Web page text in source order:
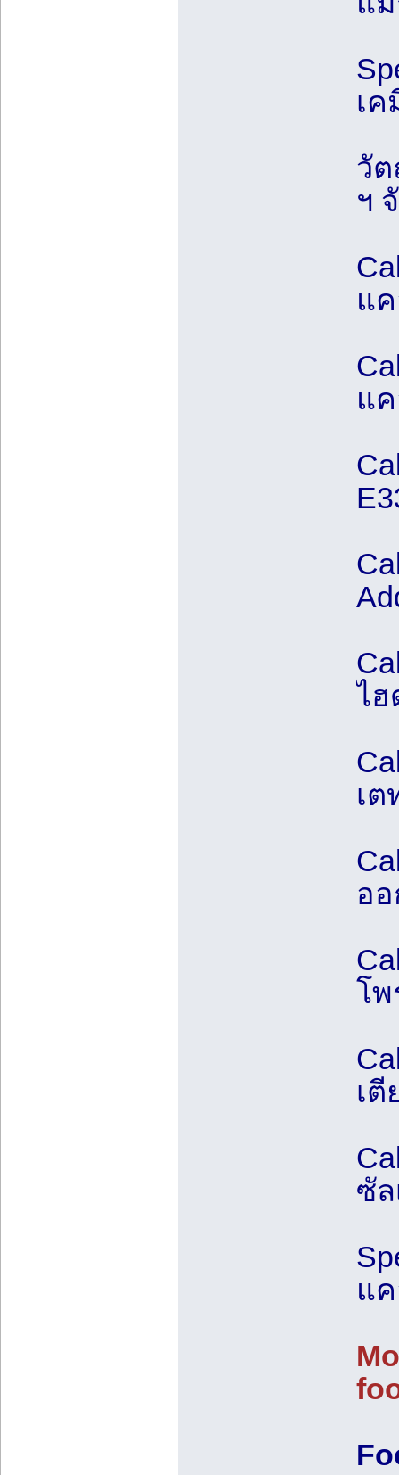
เ
วั
ฯ
แ
แ
ไฮ
เ
อ
โพ
เตี
ซัล
แ